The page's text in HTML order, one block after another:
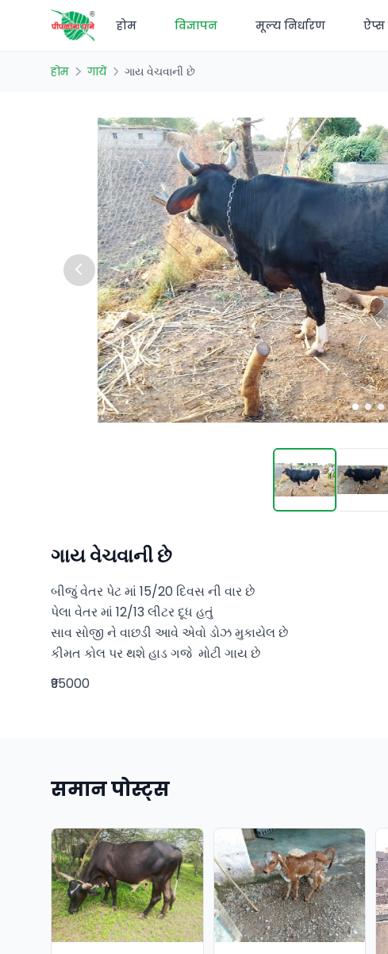
होम विज्ञापन मूल्य निर्धारण ऐप्स
होम गायें ગાય વેચવાની છે
ગાય વેચવાની છે
બીજું વેતર પેટ માં 15/20 દિવસ ની વાર છે
પેલા વેતર માં 12/13 લીટર દૂધ હતું
સાવ સોજી ને વાછડી આવે એવો ડોઝ મુકાયેલ છે
કીમત કોલ પર થશે હાડ ગજે  મોટી ગાય છે
₹95000
समान पोस्ट्स